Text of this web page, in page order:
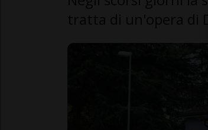
tratta di un'opera di